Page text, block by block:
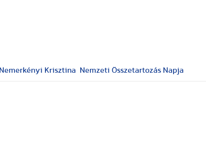
Nemerkényi ­Krisztina Nemzeti Összetartozás Napja